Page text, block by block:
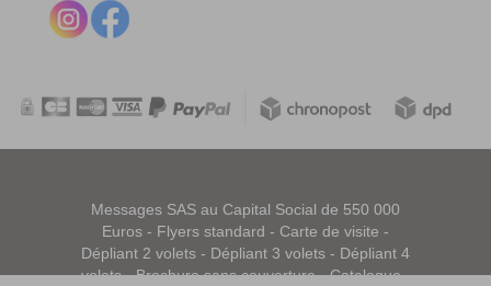
Messages SAS au Capital Social de 550 000
Euros - Flyers standard - Carte de visite -
Dépliant 2 volets - Dépliant 3 volets - Dépliant 4
volets-Brochure sans couverture-Catalogue-